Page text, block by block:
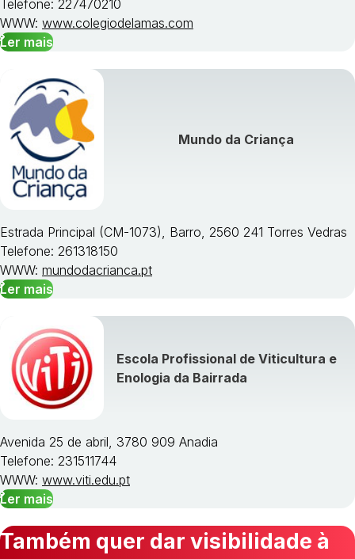
Telefone: 227470210
WWW: www.colegiodelamas.com
Ler mais
Mundo da Criança
Estrada Principal (CM-1073), Barro, 2560 241 Torres Vedras
Telefone: 261318150
WWW: mundodacrianca.pt
Ler mais
Escola Profissional de Viticultura e
Enologia da Bairrada
Avenida 25 de abril, 3780 909 Anadia
Telefone: 231511744
WWW: www.viti.edu.pt
Ler mais
Também quer dar visibilidade à